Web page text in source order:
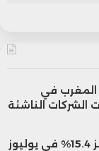
المغرب في
الشركات الناشئة
واردات الغاز المغربية تقفز 15.4% في يوليوز